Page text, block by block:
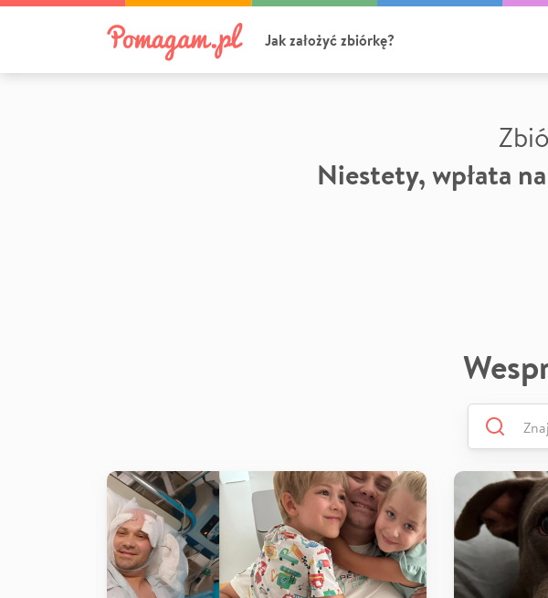
Jak założyć zbiórkę?
Niestety, wpłata